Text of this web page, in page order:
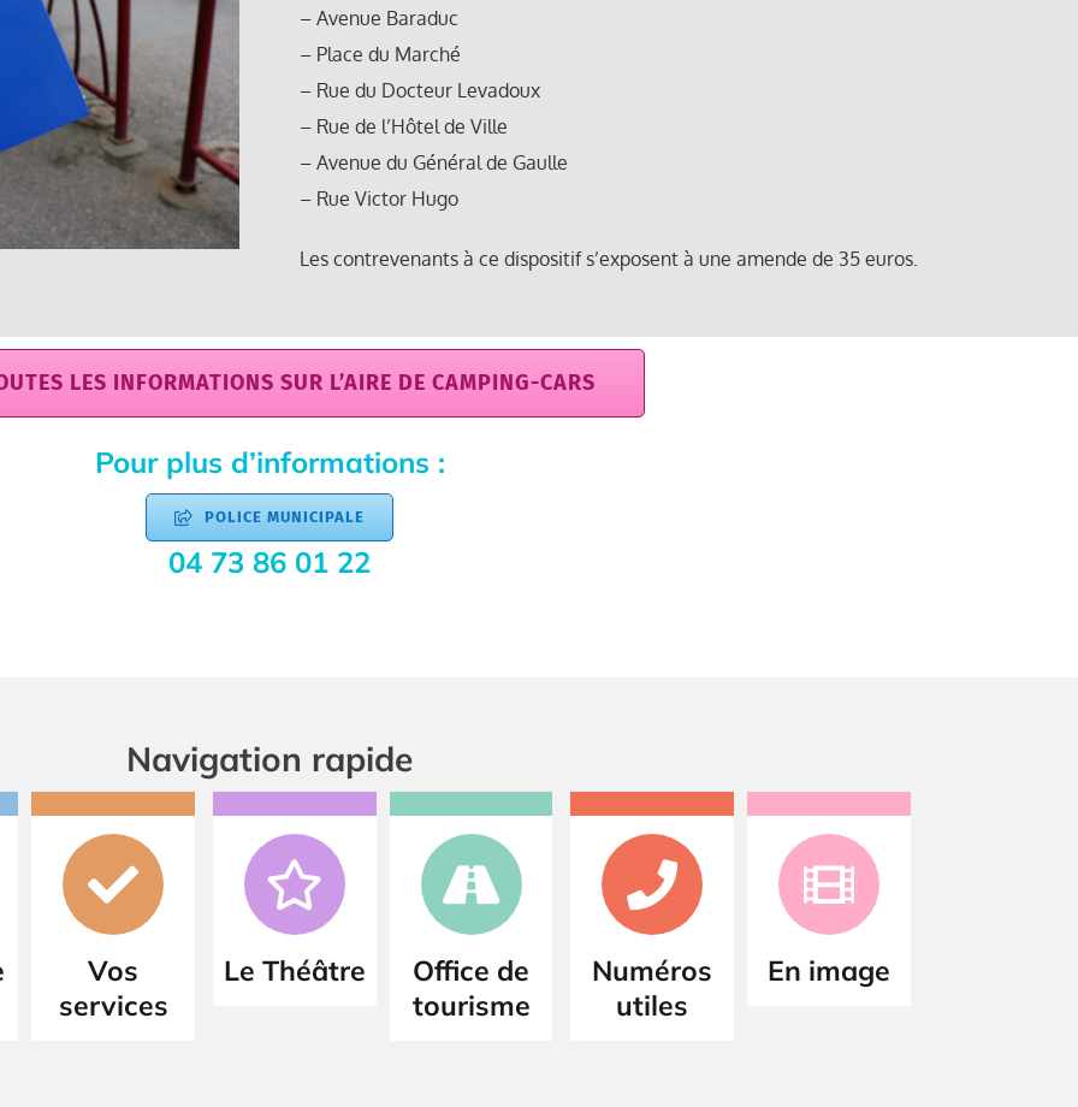
– Avenue Baraduc
– Place du Marché
– Rue du Docteur Levadoux
– Rue de l’Hôtel de Ville
– Avenue du Général de Gaulle
– Rue Victor Hugo
Les contrevenants à ce dispositif s’exposent à une amende de 35 euros.
LES INFORMATIONS SUR L’AIRE DE CAMPING-CARS
Pour plus d’informations :
POLICE MUNICIPALE
04 73 86 01 22
Navigation rapide
Vos
services
Le Théâtre
Office de
tourisme
Numéros
utiles
En image